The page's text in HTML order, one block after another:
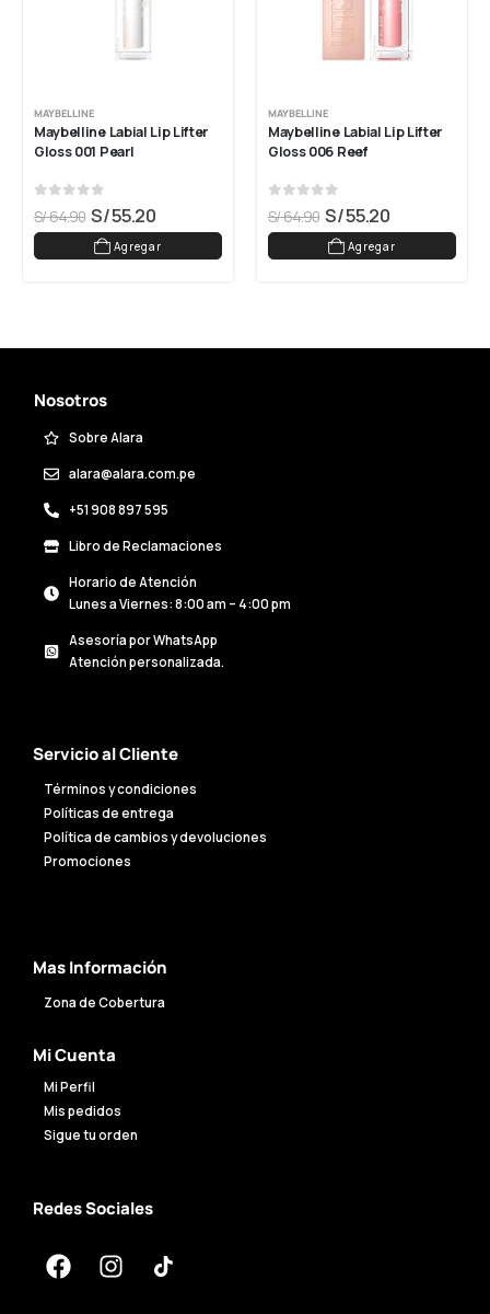
MAYBELLINE
Maybelline Labial Lip Lifter
Gloss 001 Pearl
out of 5
S/64.90 S/55.20
Agregar
MAYBELLINE
Maybelline Labial Lip Lifter
Gloss 006 Reef
out of 5
S/64.90 S/55.20
Agregar
Nosotros
Sobre Alara
alara@alara.com.pe
+51 908 897 595
Libro de Reclamaciones
Horario de Atención
Lunes a Viernes: 8:00 am – 4:00 pm
Asesoría por WhatsApp
Atención personalizada.
Servicio al Cliente
Términos y condiciones
Políticas de entrega
Política de cambios y devoluciones
Promociones
Mas Información
Zona de Cobertura
Mi Cuenta
Mi Perfil
Mis pedidos
Sigue tu orden
Redes Sociales